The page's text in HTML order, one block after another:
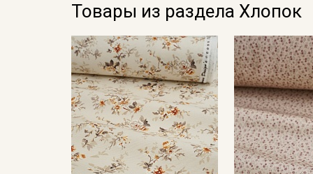
Товары из раздела Хлопок